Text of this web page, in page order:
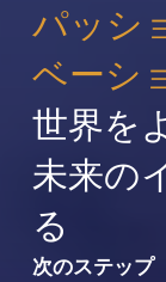
お
ら
せ
く
だ
さ
い
〰️
パッシ
ベーシ
世界を
未来の
る
次のステップ